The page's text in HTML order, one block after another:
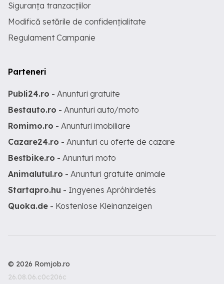
Siguranța tranzacțiilor
Modifică setările de confidențialitate
Regulament Campanie
Parteneri
Publi24.ro - Anunturi gratuite
Bestauto.ro - Anunturi auto/moto
Romimo.ro - Anunturi imobiliare
Cazare24.ro - Anunturi cu oferte de cazare
Bestbike.ro - Anunturi moto
Animalutul.ro - Anunturi gratuite animale
Startapro.hu - Ingyenes Apróhirdetés
Quoka.de - Kostenlose Kleinanzeigen
© 2026 Romjob.ro
26.08.06.c0c206c